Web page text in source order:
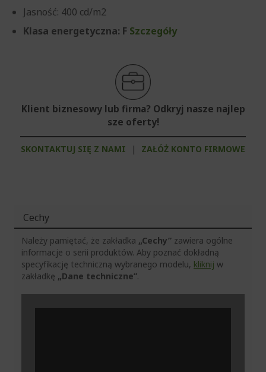
Jasność: 400 cd/m2
Klasa energetyczna: F Szczegóły
Klient biznesowy lub firma? Odkryj nasze najlep
sze oferty!
SKONTAKTUJ SIĘ Z NAMI | ZAŁÓŻ KONTO FIRMOWE
Cechy
Należy pamiętać, że zakładka „Cechy” zawiera ogólne
informacje o serii produktów. Aby poznać dokładną
specyfikację techniczną wybranego modelu, kliknij w
zakładkę „Dane techniczne”.